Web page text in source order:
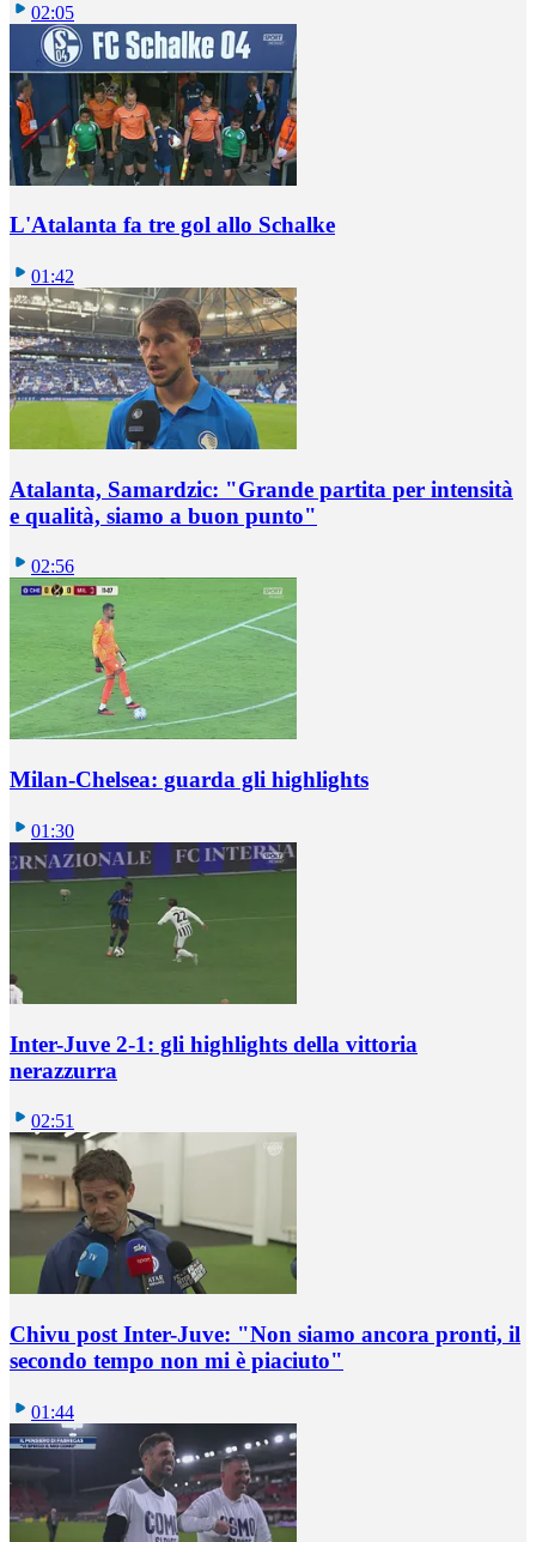
02:05
L'Atalanta fa tre gol allo Schalke
01:42
Atalanta, Samardzic: "Grande partita per intensità
e qualità, siamo a buon punto"
02:56
Milan-Chelsea: guarda gli highlights
01:30
Inter-Juve 2-1: gli highlights della vittoria
nerazzurra
02:51
Chivu post Inter-Juve: "Non siamo ancora pronti, il
secondo tempo non mi è piaciuto"
01:44